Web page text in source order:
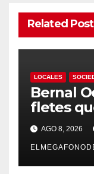
Related Post
LOCALES
Bernal
fletes
caer al
AGO 8, 2026